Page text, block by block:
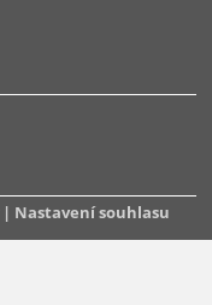
Nastavení souhlasu